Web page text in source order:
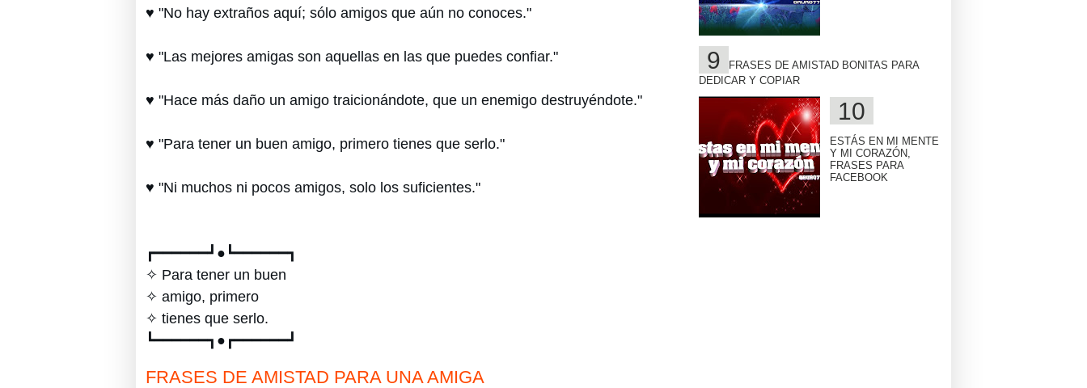
♥ "No hay extraños aquí; sólo amigos que aún no conoces."
♥ "Las mejores amigas son aquellas en las que puedes confiar."
♥ "Hace más daño un amigo traicionándote, que un enemigo destruyéndote."
♥ "Para tener un buen amigo, primero tienes que serlo."
♥ "Ni muchos ni pocos amigos, solo los suficientes."
┏━━━━━━┛●┗━━━━━━┓
✧ Para tener un buen
✧ amigo, primero
✧ tienes que serlo.
┗━━━━━━┓●┏━━━━━━┛
FRASES DE AMISTAD PARA UNA AMIGA
FRASES DE AMISTAD BONITAS PARA
DEDICAR Y COPIAR
ESTÁS EN MI MENTE
Y MI CORAZÓN,
FRASES PARA
FACEBOOK